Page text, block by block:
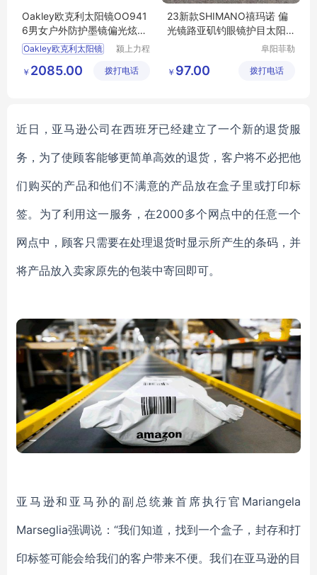
Oakley欧克利太阳镜OO941
6男女户外防护墨镜偏光炫彩
水上运动眼镜
Oakley欧克利太阳镜
颍上力程
有限公司
￥ 2085.00 拨打电话
23新款SHIMANO禧玛诺 偏
光镜路亚矶钓眼镜护目太阳
阜阳菲勒
公司
￥ 97.00 拨打电话
近日，亚马逊公司在西班牙已经建立了一个新的退货服
务，为了使顾客能够更简单高效的退货，客户将不必把他
们购买的产品和他们不满意的产品放在盒子里或打印标
签。为了利用这一服务，在2000多个网点中的任意一个
网点中，顾客只需要在处理退货时显示所产生的条码，并
将产品放入卖家原先的包装中寄回即可。
亚马逊和亚马孙的副总统兼首席执行官Mariangela
Marseglia强调说：“我们知道，找到一个盒子，封存和打
印标签可能会给我们的客户带来不便。我们在亚马逊的目